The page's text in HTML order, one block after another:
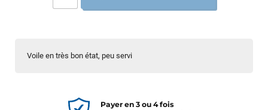
Voile en très bon état, peu servi
Payer en 3 ou 4 fois